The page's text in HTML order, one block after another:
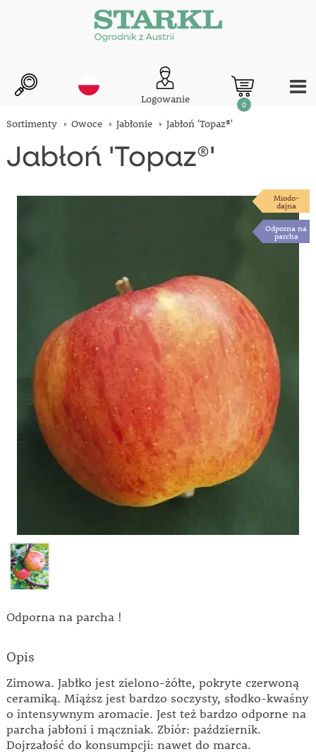
Logowanie 0
Sortimenty Owoce Jabłonie Jabłoń 'Topaz®'
Jabłoń 'Topaz®'
Miodo-
dajna
Odporna na
parcha
Odporna na parcha !
Opis
Zimowa. Jabłko jest zielono-żółte, pokryte czerwoną
ceramiką. Miąższ jest bardzo soczysty, słodko-kwaśny
o intensywnym aromacie. Jest też bardzo odporne na
parcha jabłoni i mączniak. Zbiór: październik.
Dojrzałość do konsumpcji: nawet do marca.